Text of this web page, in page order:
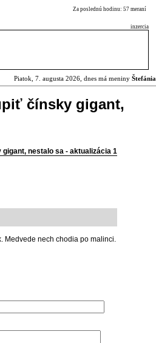
Za poslednú hodinu: 57 meraní
inzercia
Piatok, 7. augusta 2026, dnes má meniny Štefánia
čínsky gigant,
nestalo sa - aktualizácia 1
Medvede nech chodia po malinci.